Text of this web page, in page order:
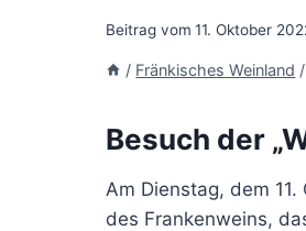
Beitrag vom 11. Oktober
/ Fränkisches Weinland /
Besuch der
Am Dienstag, dem
des Frankenweins,